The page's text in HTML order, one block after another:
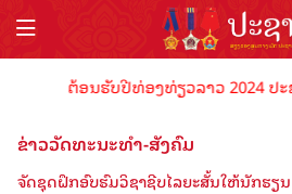
ຕ້ອນຮັບປີທ່ອງທ່ຽວລາວ 2024 ປະຊ
ຂ່າວວັດທະນະທຳ-ສັງຄົມ
ຈັດຊຸດຝຶກອົບຮົມວິຊາຊີບໄລຍະສັ້ນໃຫ້ນັກຮຽ